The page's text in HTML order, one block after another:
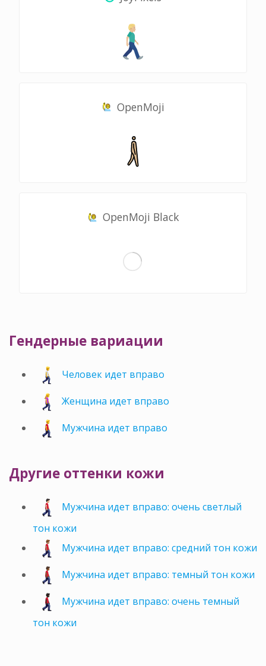
OpenMoji
OpenMoji Black
Гендерные вариации
Человек идет вправо
Женщина идет вправо
Мужчина идет вправо
Другие оттенки кожи
Мужчина идет вправо: очень светлый
тон кожи
Мужчина идет вправо: средний тон кожи
Мужчина идет вправо: темный тон кожи
Мужчина идет вправо: очень темный
тон кожи